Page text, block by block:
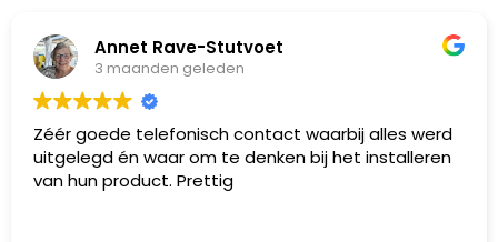
Annet Rave-Stutvoet
3 maanden geleden
Zéér goede telefonisch contact waarbij alles werd
uitgelegd én waar om te denken bij het installeren
van hun product. Prettig